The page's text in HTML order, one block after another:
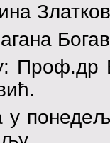
у